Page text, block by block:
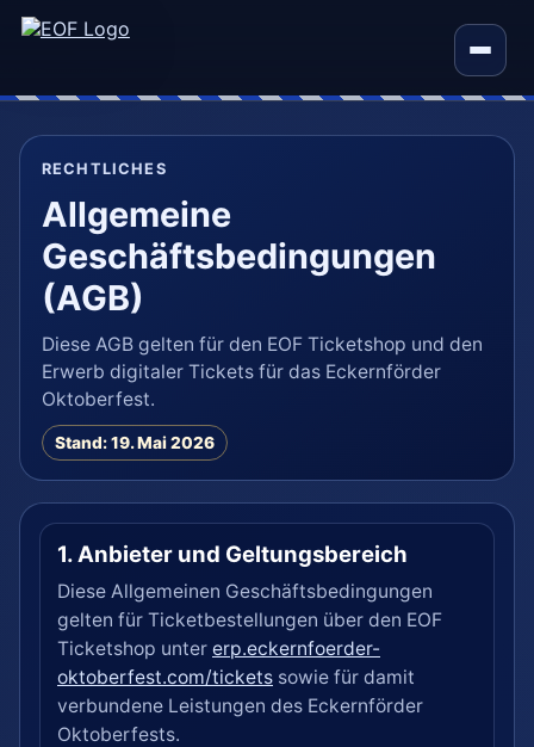
RECHTLICHES
Allgemeine
Geschäftsbedingungen
(AGB)
Diese AGB gelten für den EOF Ticketshop und den
Erwerb digitaler Tickets für das Eckernförder
Oktoberfest.
Stand: 19. Mai 2026
1. Anbieter und Geltungsbereich
Diese Allgemeinen Geschäftsbedingungen
gelten für Ticketbestellungen über den EOF
Ticketshop unter erp.eckernfoerder-
oktoberfest.com/tickets sowie für damit
verbundene Leistungen des Eckernförder
Oktoberfests.